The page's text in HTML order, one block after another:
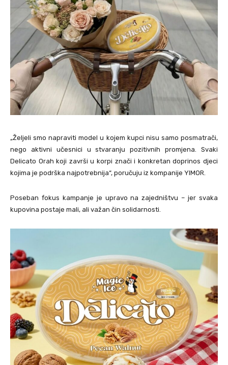
„Željeli smo napraviti model u kojem kupci nisu samo posmatrači,
nego aktivni učesnici u stvaranju pozitivnih promjena. Svaki
Delicato Orah koji završi u korpi znači i konkretan doprinos djeci
kojima je podrška najpotrebnija“, poručuju iz kompanije YIMOR.
Poseban fokus kampanje je upravo na zajedništvu – jer svaka
kupovina postaje mali, ali važan čin solidarnosti.